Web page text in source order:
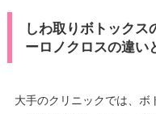
しわ取りボトックス
ーロノクロスの違い
大手のクリニックでは、ボ